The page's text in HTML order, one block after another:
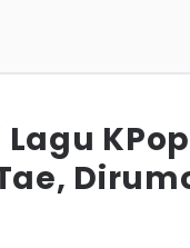
Lagu